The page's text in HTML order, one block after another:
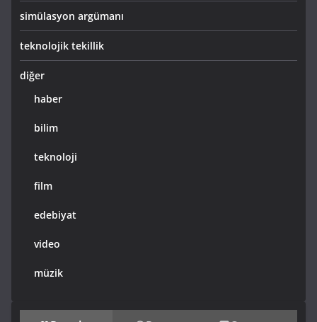
simülasyon argümanı
teknolojik tekillik
diğer
haber
bilim
teknoloji
film
edebiyat
video
müzik